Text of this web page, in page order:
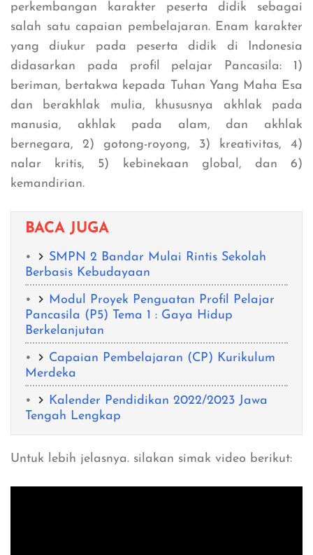
perkembangan karakter peserta didik sebagai
salah satu capaian pembelajaran. Enam karakter
yang diukur pada peserta didik di Indonesia
didasarkan pada profil pelajar Pancasila: 1)
beriman, bertakwa kepada Tuhan Yang Maha Esa
dan berakhlak mulia, khususnya akhlak pada
manusia, akhlak pada alam, dan akhlak
bernegara, 2) gotong-royong, 3) kreativitas, 4)
nalar kritis, 5) kebinekaan global, dan 6)
kemandirian.
BACA JUGA
SMPN 2 Bandar Mulai Rintis Sekolah
Berbasis Kebudayaan
Modul Proyek Penguatan Profil Pelajar
Pancasila (P5) Tema 1 : Gaya Hidup
Berkelanjutan
Capaian Pembelajaran (CP) Kurikulum
Merdeka
Kalender Pendidikan 2022/2023 Jawa
Tengah Lengkap
Untuk lebih jelasnya. silakan simak video berikut: